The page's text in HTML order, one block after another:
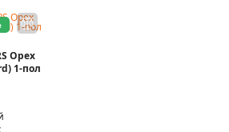
Орех
1-пол